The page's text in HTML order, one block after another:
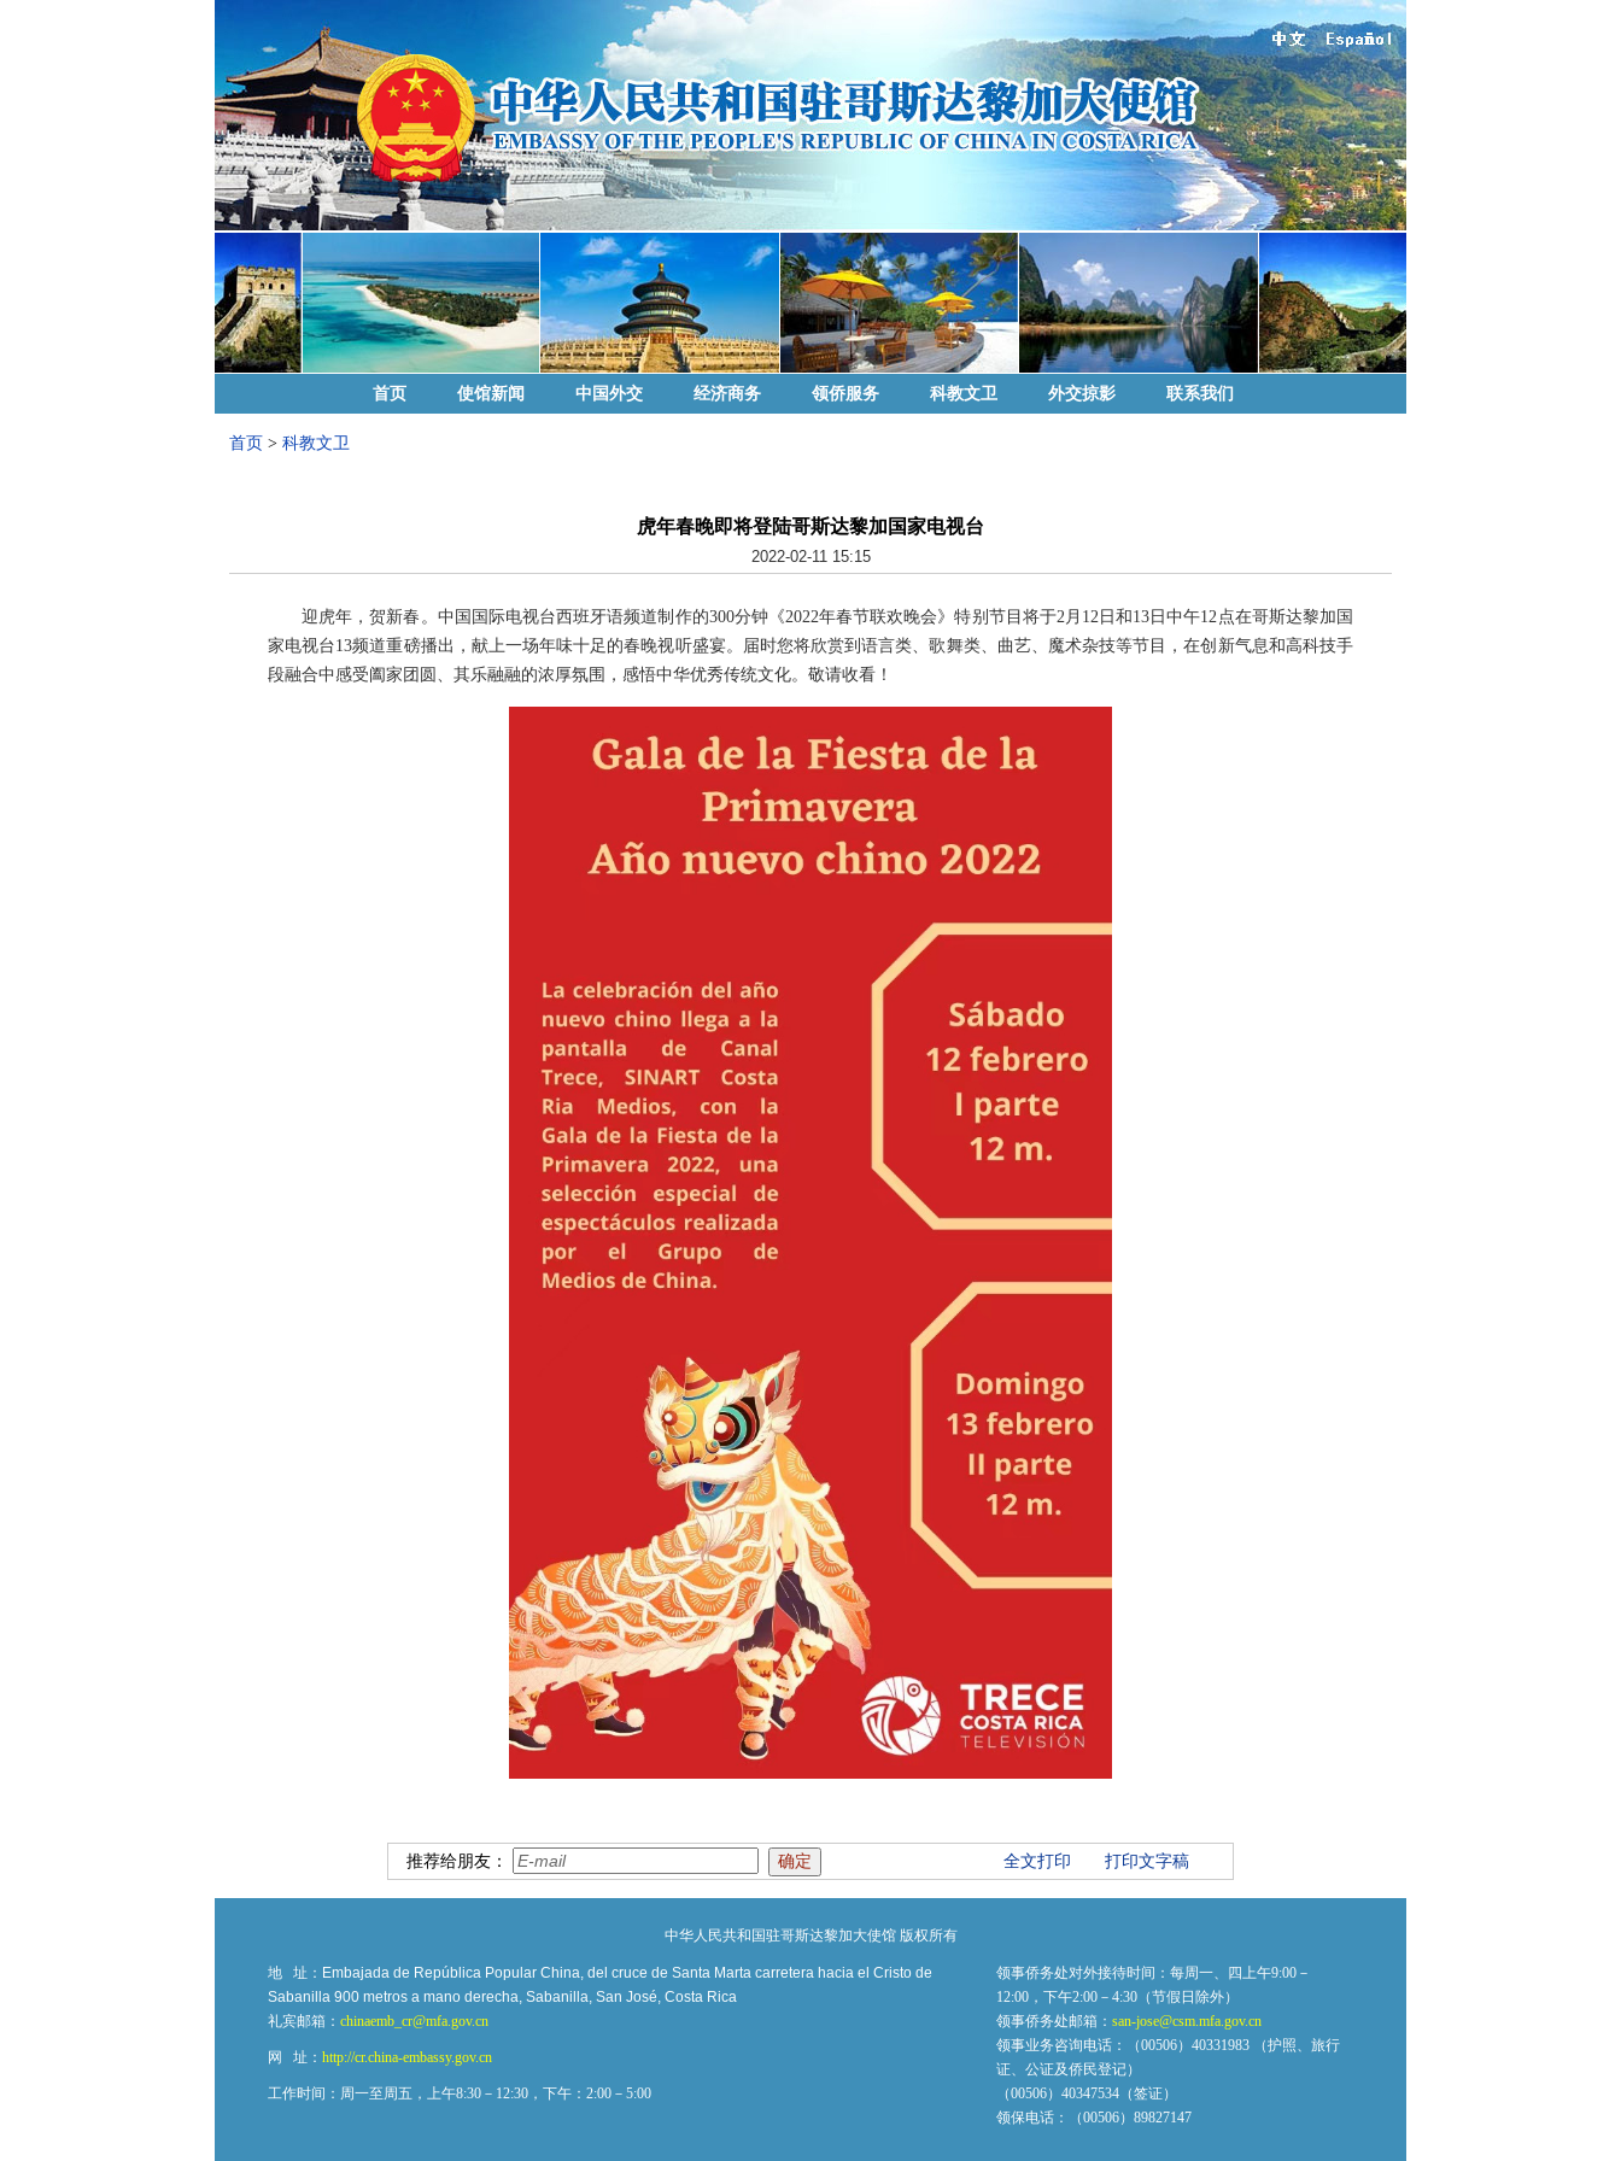
首页 使馆新闻 中国外交 经济商务 领侨服务 科教文卫 外交掠影 联系我们
首页 > 科教文卫
虎年春晚即将登陆哥斯达黎加国家电视台
2022-02-11 15:15
迎虎年，贺新春。中国国际电视台西班牙语频道制作的300分钟《2022年春节联欢晚会》特别节目将于2月12日和13日中午12点在哥斯达黎加国
家电视台13频道重磅播出，献上一场年味十足的春晚视听盛宴。届时您将欣赏到语言类、歌舞类、曲艺、魔术杂技等节目，在创新气息和高科技手
段融合中感受阖家团圆、其乐融融的浓厚氛围，感悟中华优秀传统文化。敬请收看！
推荐给朋友： 全文打印 打印文字稿
中华人民共和国驻哥斯达黎加大使馆 版权所有
地 址： Embajada de República Popular China, del cruce de Santa Marta carretera hacia el Cristo de
Sabanilla 900 metros a mano derecha, Sabanilla, San José, Costa Rica
领事侨务处对外接待时间：每周一、四上午9:00－
12:00，下午2:00－4:30（节假日除外）
礼宾邮箱： chinaemb_cr@mfa.gov.cn 领事侨务处邮箱： san-jose@csm.mfa.gov.cn
网 址： http://cr.china-embassy.gov.cn
领事业务咨询电话：（00506）40331983 （护照、旅行
证、公证及侨民登记）
工作时间：周一至周五，上午8:30－12:30，下午：2:00－5:00
（00506）40347534（签证）
领保电话：（00506）89827147